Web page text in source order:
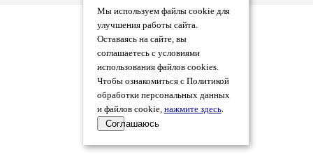
Мы используем файлы cookie для
улучшения работы сайта.
Оставаясь на сайте, вы
соглашаетесь с условиями
использования файлов cookies.
Чтобы ознакомиться с Политикой
обработки персональных данных
и файлов cookie, нажмите здесь.
Соглашаюсь